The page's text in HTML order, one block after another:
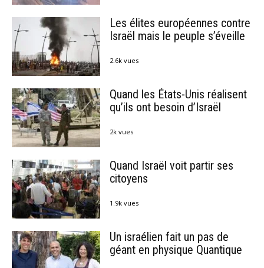
Les élites européennes contre
Israël mais le peuple s’éveille
2.6k vues
Quand les États-Unis réalisent
qu’ils ont besoin d’Israël
2k vues
Quand Israël voit partir ses
citoyens
1.9k vues
Un israélien fait un pas de
géant en physique Quantique